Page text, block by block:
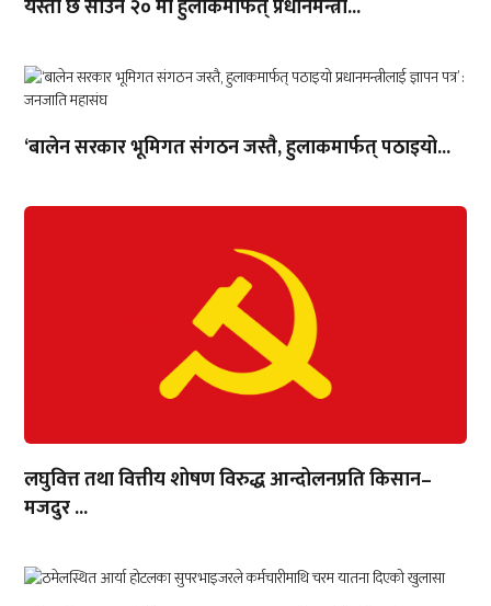
यस्तो छ साउन २० मा हुलाकमार्फत् प्रधानमन्त्री...
‘बालेन सरकार भूमिगत संगठन जस्तै, हुलाकमार्फत् पठाइयो...
लघुवित्त तथा वित्तीय शोषण विरुद्ध आन्दोलनप्रति किसान–
मजदुर ...